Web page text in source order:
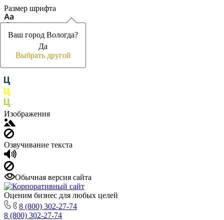
Размер шрифта
Цвет фона и шрифта
Изображения
Озвучивание текста
Обычная версия сайта
Оценим бизнес для любых целей
8 (800) 302-27-74
8 (800) 302-27-74
Ваш город Вологда?
Да
Выбрать другой
Ваш город Вологда?
Да
Выбрать другой